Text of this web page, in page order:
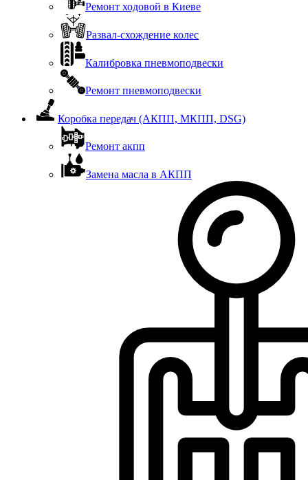
Ремонт ходовой в Киеве
Развал-схождение колес
Калибровка пневмоподвески
Ремонт пневмоподвески
Коробка передач (АКПП, МКПП, DSG)
Ремонт акпп
Замена масла в АКПП